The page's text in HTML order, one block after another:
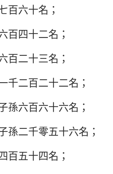
耶利米書
以西結書
西番雅書
撒迦利亞書
百六十名；
百四十二名；
百二十三名；
千二百二十二名；
孫六百六十六名；
孫二千零五十六名；
百五十四名；